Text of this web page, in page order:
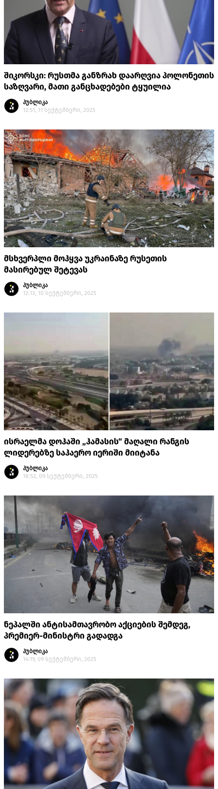
შიკორსკი: რუსთმა განზრახ დაარღვია პოლონეთის
საზღვარი, მათი განცხადებები ტყუილია
პუბლიკა
12:51, 11 სექტემბერი, 2025
მსხვერპლი მოჰყვა უკრაინაზე რუსეთის
მასირებულ შეტევას
პუბლიკა
12:13, 10 სექტემბერი, 2025
ისრაელმა დოჰაში „ჰამასის“ მაღალი რანგის
ლიდერებზე საჰაერო იერიში მიიტანა
პუბლიკა
18:52, 09 სექტემბერი, 2025
ნეპალში ანტისამთავრობო აქციების შემდეგ,
პრემიერ-მინისტრი გადადგა
პუბლიკა
14:19, 09 სექტემბერი, 2025